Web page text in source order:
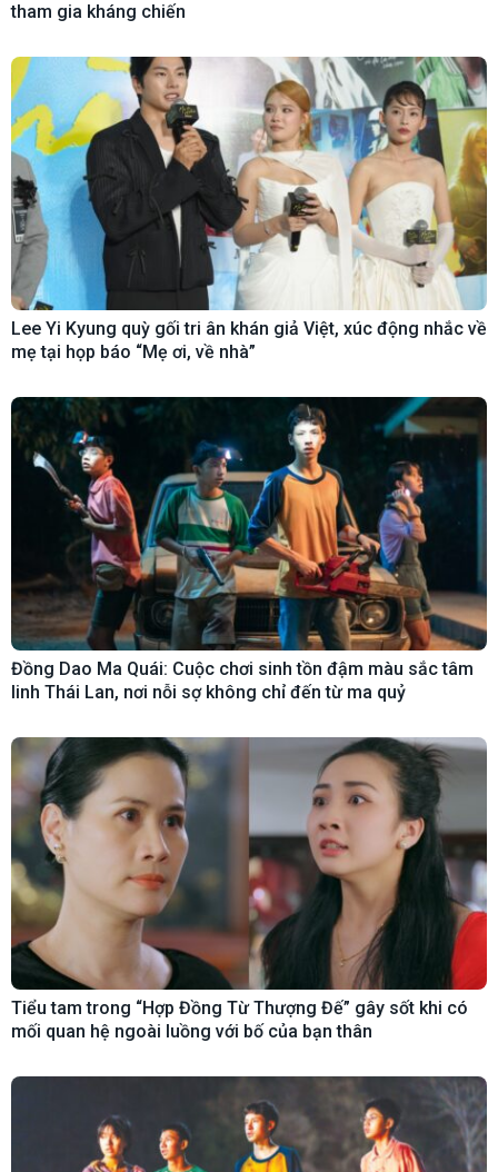
tham gia kháng chiến
Lee Yi Kyung quỳ gối tri ân khán giả Việt, xúc động nhắc về
mẹ tại họp báo “Mẹ ơi, về nhà”
Đồng Dao Ma Quái: Cuộc chơi sinh tồn đậm màu sắc tâm
linh Thái Lan, nơi nỗi sợ không chỉ đến từ ma quỷ
Tiểu tam trong “Hợp Đồng Từ Thượng Đế” gây sốt khi có
mối quan hệ ngoài luồng với bố của bạn thân